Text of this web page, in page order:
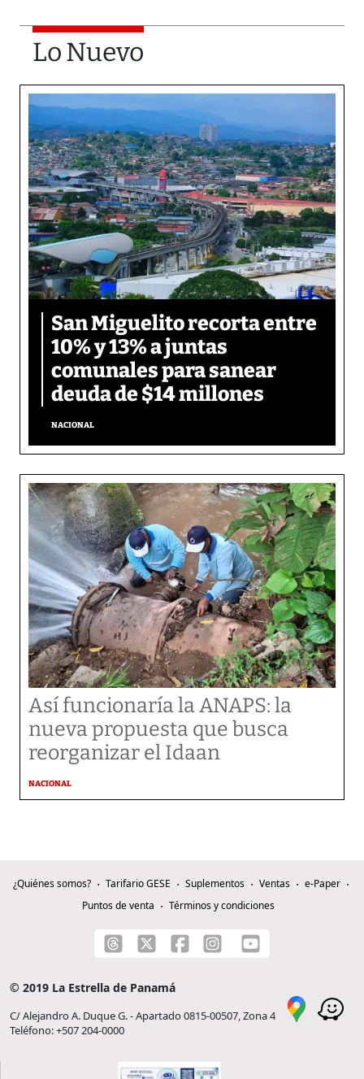
Lo Nuevo
San Miguelito recorta entre
10% y 13% a juntas
comunales para sanear
deuda de $14 millones
NACIONAL
Así funcionaría la ANAPS: la
nueva propuesta que busca
reorganizar el Idaan
NACIONAL
¿Quiénes somos? Tarifario GESE Suplementos Ventas
e-Paper
Puntos de venta
Términos y condiciones
© 2019 La Estrella de Panamá
C/ Alejandro A. Duque G. - Apartado 0815-00507, Zona 4
Teléfono: +507 204-0000